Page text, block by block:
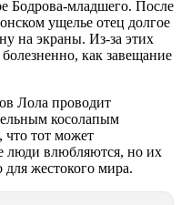
Бодрова-младшего. После
ущелье отец долгое
на экраны. Из-за этих
как завещание
Лола проводит
косолапым
что тот может
люди влюбляются, но их
жестокого мира.